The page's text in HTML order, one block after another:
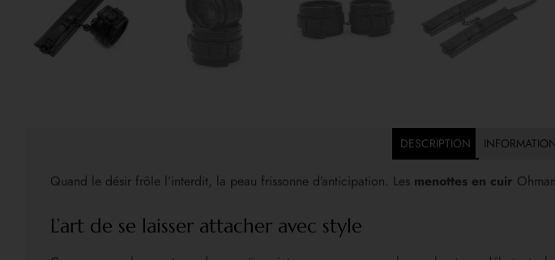
DESCRIPTION
Quand le désir frôle l’interdit, la peau frissonne d’anticipation. Les menottes en cuir
L’art de se laisser attacher avec style